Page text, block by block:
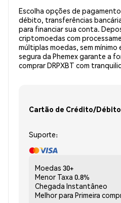
Escolha opções de
débito, transferências
para financiar sua conta.
criptomoedas com
múltiplas moedas, sem
segura da Phemex garante a
comprar DRPXBT com
Cartão de Crédito/Débito
Suporte:
Moedas 30+
Menor Taxa 0.8%
Chegada Instantâneo
Melhor para Primeira